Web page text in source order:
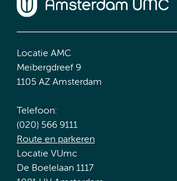
Locatie AMC
Meibergdreef 9
1105 AZ Amsterdam
Telefoon:
(020) 566 9111
Route en parkeren
Locatie VUmc
De Boelelaan 1117